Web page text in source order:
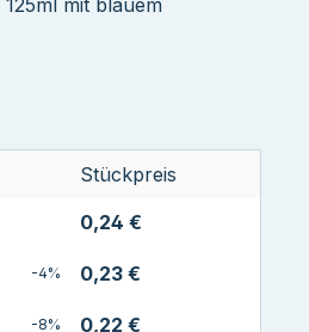
Stückpreis
0,24 €
-4% 0,23 €
-8% 0,22 €